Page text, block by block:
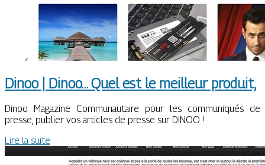
Dinoo | Dinoo… Quel est le meilleur produit,
Dinoo Magazine Communautaire pour les communiqués de
presse, publier vos articles de presse sur DINOO !
Lire la suite